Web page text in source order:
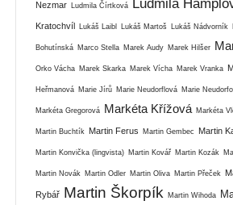
Nezmar Ludmila Čírtková Ludmila
Kratochvíl Lukáš Laibl Lukáš Martoš Lukáš Nádvorník
Bohutínská Marco Stella Marek Audy Marek Hilšer
Orko Vácha Marek Skarka Marek Vícha Marek Vranka
Heřmanová Marie Jírů Marie Neudorflová Marie
Markéta Gregorová Markéta Křížová Markéta
Martin Buchtík Martin Ferus Martin Gembec Martin
Martin Konvička (lingvista) Martin Kovář Martin Kozák
Martin Novák Martin Odler Martin Oliva Martin Přeček
Rybář Martin Škorpík Martin Wihoda